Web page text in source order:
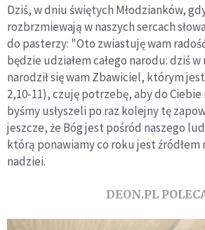
Dziś, w dniu świętych Młodzianków,
rozbrzmiewają w naszych sercach
do pasterzy: "Oto zwiastuję wam
będzie udziałem całego narodu: dziś
narodził się wam Zbawiciel, którym
2,10-11), czuję potrzebę, aby do Ciebie
byśmy usłyszeli po raz kolejny tę
jeszcze, że Bóg jest pośród naszego
którą ponawiamy co roku jest źródłem
nadziei.
DEON.PL